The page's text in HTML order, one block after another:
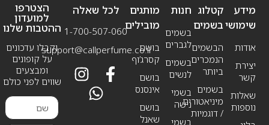
מידע
שימושי
אודות
יצירת
קשר
שאלות
נוספות
חנות
בשמים
לגברים
בשמים
לנשים
בשמי
נישה
בשמי
קטלוג
בשמים
הבשמים
הנמכרים
ביותר
בשמים
מיניאטורים
/ דוגמיות
מותגים
מובילים
בושם
קסרג’וף
בושם
אינסנס
בושם
שאנל
לכל שאלה
1-700-507-060
support@callperfume.co.il
הצטרפו
למועדון
ההטבות שלנו
וקבלו עדכונים
על קופונים
ומבצעים
שווים לפני כולם